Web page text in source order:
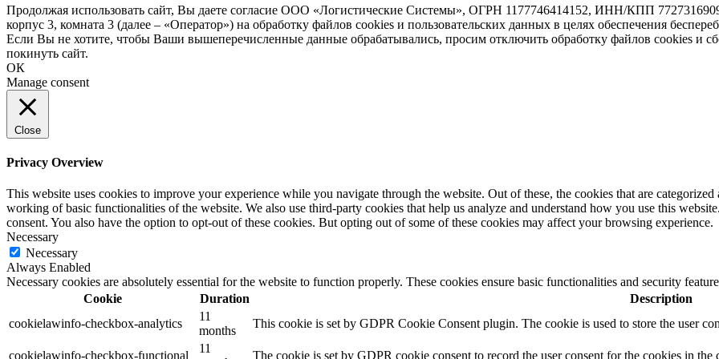
Продолжая использовать сайт, Вы даете согласие ООО «Логистические Системы», ОГРН 1177746414152, ИНН/КПП
корпус 3, комната 3 (далее – «Оператор») на обработку файлов cookies и пользовательских данных в целях обеспечения
Если Вы не хотите, чтобы Ваши вышеперечисленные данные обрабатывались, просим отключить обработку файлов cookies и
покинуть сайт.
ОК
Manage consent
Close
Privacy Overview
This website uses cookies to improve your experience while you navigate through the website. Out of these, the cookies that are categorized
working of basic functionalities of the website. We also use third-party cookies that help us analyze and understand how you use this
consent. You also have the option to opt-out of these cookies. But opting out of some of these cookies may affect your browsing experience.
Necessary
Necessary
Always Enabled
Necessary cookies are absolutely essential for the website to function properly. These cookies ensure basic functionalities and security
Cookie
Duration
Description
cookielawinfo-checkbox-analytics
11
months
This cookie is set by GDPR Cookie Consent plugin. The cookie is used to store the user
cookielawinfo-checkbox-functional
11
The cookie is set by GDPR cookie consent to record the user consent for the cookies in